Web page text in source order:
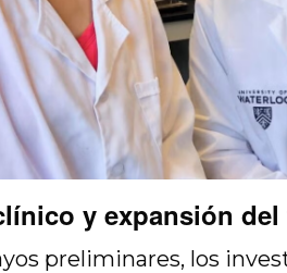
y expansión
preliminares, los